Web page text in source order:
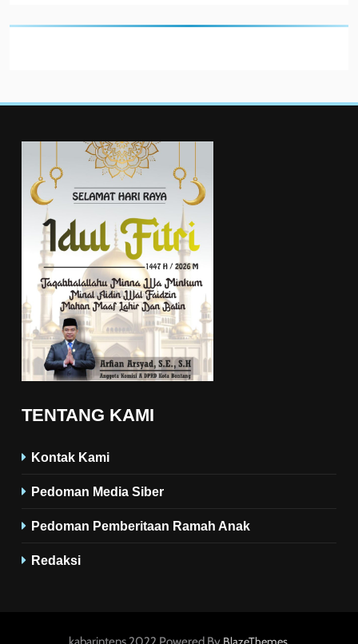
TENTANG KAMI
Kontak Kami
Pedoman Media Siber
Pedoman Pemberitaan Ramah Anak
Redaksi